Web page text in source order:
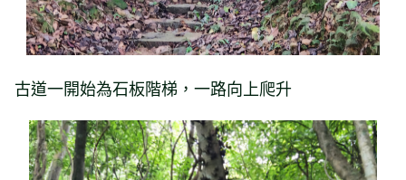
古道一開始為石板階梯，一路向上爬升